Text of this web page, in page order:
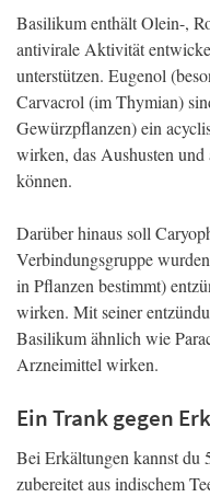
Basilikum enthält Olein-,
antivirale Aktivität
unterstützen. Eugenol
Carvacrol (im Thymian)
Gewürzpflanzen) ein
wirken, das Aushusten und
können.
Darüber hinaus soll
Verbindungsgruppe
in Pflanzen bestimmt)
wirken. Mit seiner
Basilikum ähnlich wie
Arzneimittel wirken.
Ein Trank gegen
Bei Erkältungen kannst du
zubereitet aus indischem